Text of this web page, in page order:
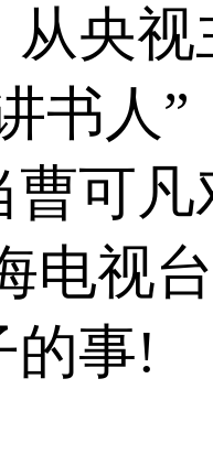
视主
书人
曹可
电视
的事!